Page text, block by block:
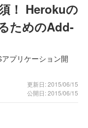
！ Herokuの
ためのAdd-
プリケーション開
更新日: 2015/06/15
公開日: 2015/06/15